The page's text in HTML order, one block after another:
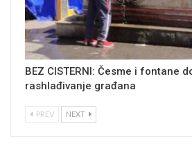
BEZ CISTERNI: Česme i fontane
rashlađivanje građana
PREV NEXT